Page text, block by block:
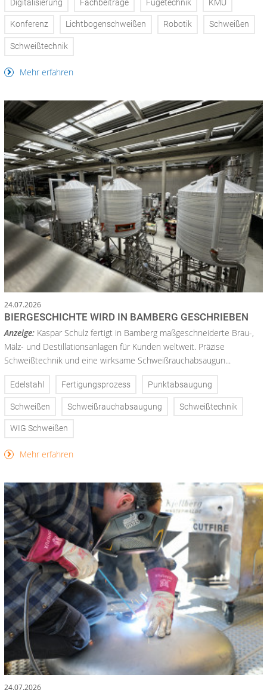
Digitalisierung Fachbeiträge Fügetechnik KMU
Konferenz Lichtbogenschweißen Robotik Schweißen
Schweißtechnik
Mehr erfahren
24.07.2026
BIERGESCHICHTE WIRD IN BAMBERG GESCHRIEBEN
Anzeige: Kaspar Schulz fertigt in Bamberg maßgeschneiderte Brau-,
Mälz- und Destillationsanlagen für Kunden weltweit. Präzise
Schweißtechnik und eine wirksame Schweißrauchabsaugun...
Edelstahl Fertigungsprozess Punktabsaugung
Schweißen Schweißrauchabsaugung Schweißtechnik
WIG Schweißen
Mehr erfahren
24.07.2026